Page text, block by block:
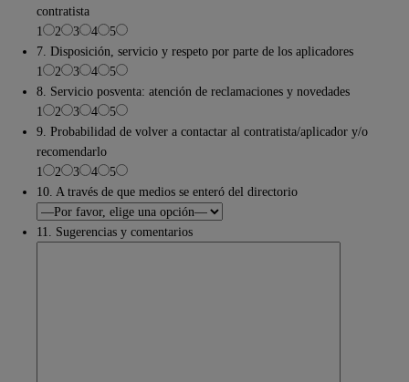
contratista
1
2 3 4
5
7. Disposición, servicio y respeto por parte de los aplicadores
1
2 3 4
5
8. Servicio posventa: atención de reclamaciones y novedades
1
2 3 4
5
9. Probabilidad de volver a contactar al contratista/aplicador y/o
recomendarlo
1
2 3 4
5
10. A través de que medios se enteró del directorio
11. Sugerencias y comentarios